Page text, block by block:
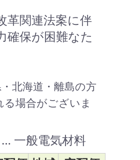
革関連法案に伴
確保が困難なた
・北海道・離島の方
る場合がございま
一般電気材料